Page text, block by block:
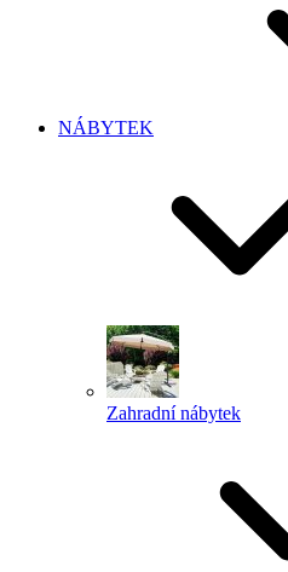
NÁBYTEK
Zahradní nábytek